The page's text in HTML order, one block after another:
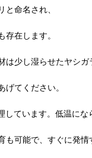
と命名され、
存在します。
は少し湿らせたヤシガ
げてください。
ています。低温にな
も可能で、すぐに発情